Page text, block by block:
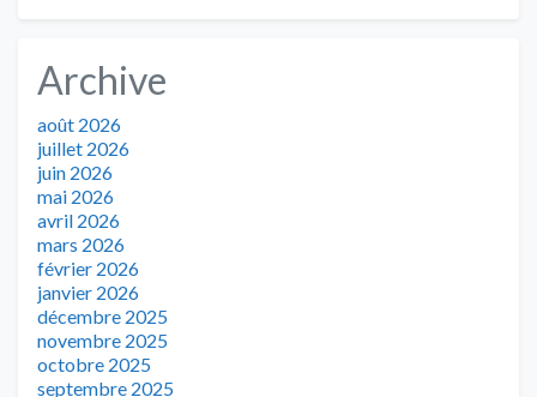
Archive
août 2026
juillet 2026
juin 2026
mai 2026
avril 2026
mars 2026
février 2026
janvier 2026
décembre 2025
novembre 2025
octobre 2025
septembre 2025